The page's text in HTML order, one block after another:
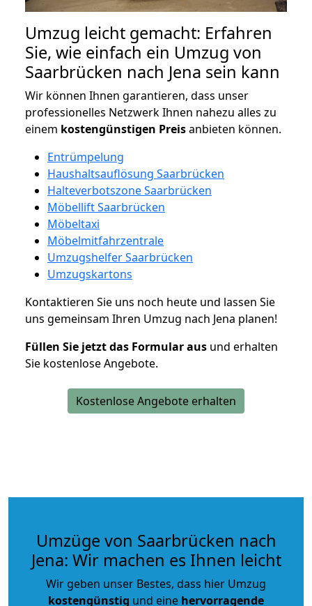
Umzug leicht gemacht: Erfahren
Sie, wie einfach ein Umzug von
Saarbrücken nach Jena sein kann
Wir können Ihnen garantieren, dass unser
professionelles Netzwerk Ihnen nahezu alles zu
einem kostengünstigen Preisanbieten können.
Entrümpelung
Haushaltsauflösung Saarbrücken
Halteverbotszone Saarbrücken
Möbellift Saarbrücken
Möbeltaxi
Möbelmitfahrzentrale
Umzugshelfer Saarbrücken
Umzugskartons
Kontaktieren Sie uns noch heute und lassen Sie
uns gemeinsam Ihren Umzug nach Jena planen!
Füllen Sie jetzt das Formular aus und erhalten
Sie kostenlose Angebote.
Kostenlose Angebote erhalten
Umzüge von Saarbrücken nach
Jena: Wir machen es Ihnen leicht
Wir geben unser Bestes, dass hier Umzug
kostengünstig und eine hervorragende